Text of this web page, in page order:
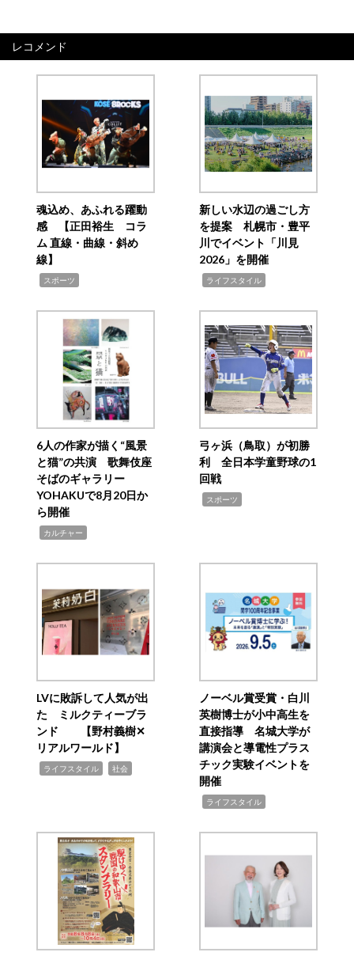
レコメンド
魂込め、あふれる躍動
感 【正田裕生 コラ
ム 直線・曲線・斜め
線】
スポーツ
新しい水辺の過ごし方
を提案 札幌市・豊平
川でイベント「川見
2026」を開催
ライフスタイル
6人の作家が描く“風景
と猫”の共演 歌舞伎座
そばのギャラリー
YOHAKUで8月20日か
ら開催
カルチャー
弓ヶ浜（鳥取）が初勝
利 全日本学童野球の1
回戦
スポーツ
LVに敗訴して人気が出
た ミルクティーブラ
ンド 【野村義樹✕
リアルワールド】
ライフスタイル 社会
ノーベル賞受賞・白川
英樹博士が小中高生を
直接指導 名城大学が
講演会と導電性プラス
チック実験イベントを
開催
ライフスタイル